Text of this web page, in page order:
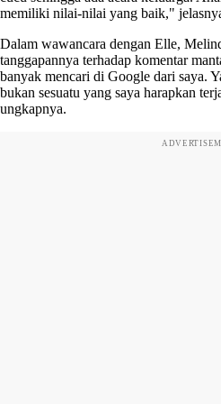
memiliki nilai-nilai yang baik,"
Dalam wawancara dengan Elle,
tanggapannya terhadap komentar
banyak mencari di Google dari saya.
bukan sesuatu yang saya harapkan
ungkapnya.